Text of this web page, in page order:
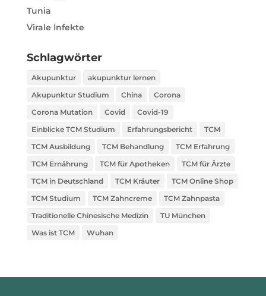
Tunia
Virale Infekte
Schlagwörter
Akupunktur
akupunktur lernen
Akupunktur Studium
China
Corona
Corona Mutation
Covid
Covid-19
Einblicke TCM Studium
Erfahrungsbericht
TCM
TCM Ausbildung
TCM Behandlung
TCM Erfahrung
TCM Ernährung
TCM für Apotheken
TCM für Ärzte
TCM in Deutschland
TCM Kräuter
TCM Online Shop
TCM Studium
TCM Zahncreme
TCM Zahnpasta
Traditionelle Chinesische Medizin
TU München
Was ist TCM
Wuhan